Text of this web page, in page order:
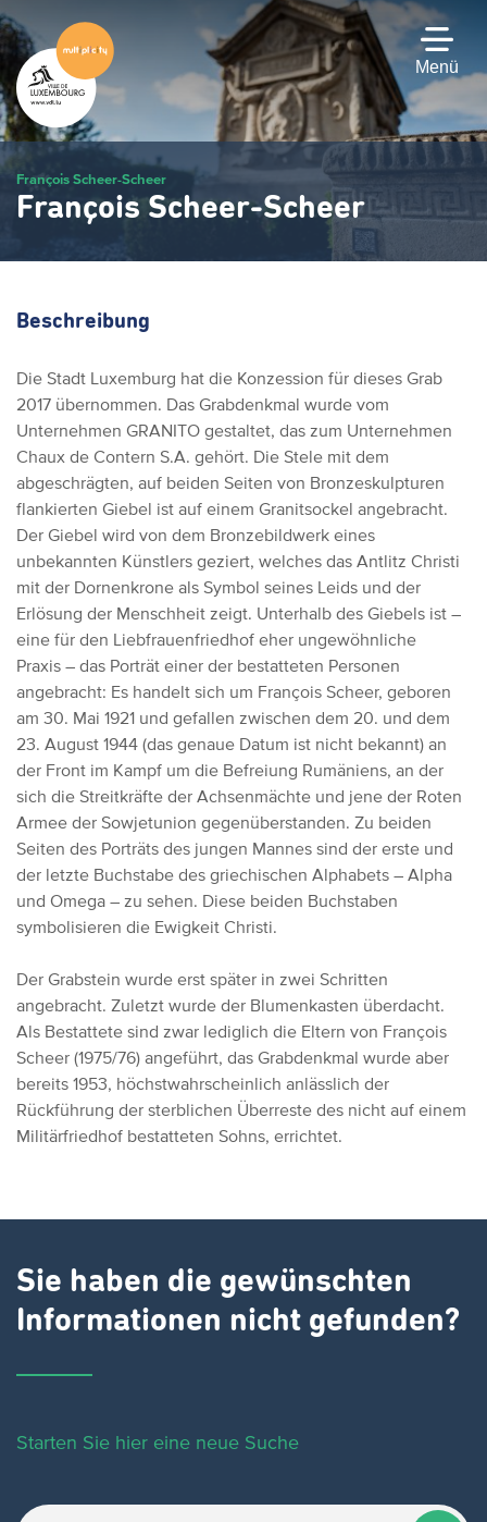
Zum
Hauptinhalt
gehen
Menü
François Scheer-Scheer
François Scheer-Scheer
Beschreibung
Die Stadt Luxemburg hat die Konzession für dieses Grab
2017 übernommen. Das Grabdenkmal wurde vom
Unternehmen GRANITO gestaltet, das zum Unternehmen
Chaux de Contern S.A. gehört. Die Stele mit dem
abgeschrägten, auf beiden Seiten von Bronzeskulpturen
flankierten Giebel ist auf einem Granitsockel angebracht.
Der Giebel wird von dem Bronzebildwerk eines
unbekannten Künstlers geziert, welches das Antlitz Christi
mit der Dornenkrone als Symbol seines Leids und der
Erlösung der Menschheit zeigt. Unterhalb des Giebels ist –
eine für den Liebfrauenfriedhof eher ungewöhnliche
Praxis – das Porträt einer der bestatteten Personen
angebracht: Es handelt sich um François Scheer, geboren
am 30. Mai 1921 und gefallen zwischen dem 20. und dem
23. August 1944 (das genaue Datum ist nicht bekannt) an
der Front im Kampf um die Befreiung Rumäniens, an der
sich die Streitkräfte der Achsenmächte und jene der Roten
Armee der Sowjetunion gegenüberstanden. Zu beiden
Seiten des Porträts des jungen Mannes sind der erste und
der letzte Buchstabe des griechischen Alphabets – Alpha
und Omega – zu sehen. Diese beiden Buchstaben
symbolisieren die Ewigkeit Christi.
Der Grabstein wurde erst später in zwei Schritten
angebracht. Zuletzt wurde der Blumenkasten überdacht.
Als Bestattete sind zwar lediglich die Eltern von François
Scheer (1975/76) angeführt, das Grabdenkmal wurde aber
bereits 1953, höchstwahrscheinlich anlässlich der
Rückführung der sterblichen Überreste des nicht auf einem
Militärfriedhof bestatteten Sohns, errichtet.
Sie haben die gewünschten
Informationen nicht gefunden?
Starten Sie hier eine neue Suche